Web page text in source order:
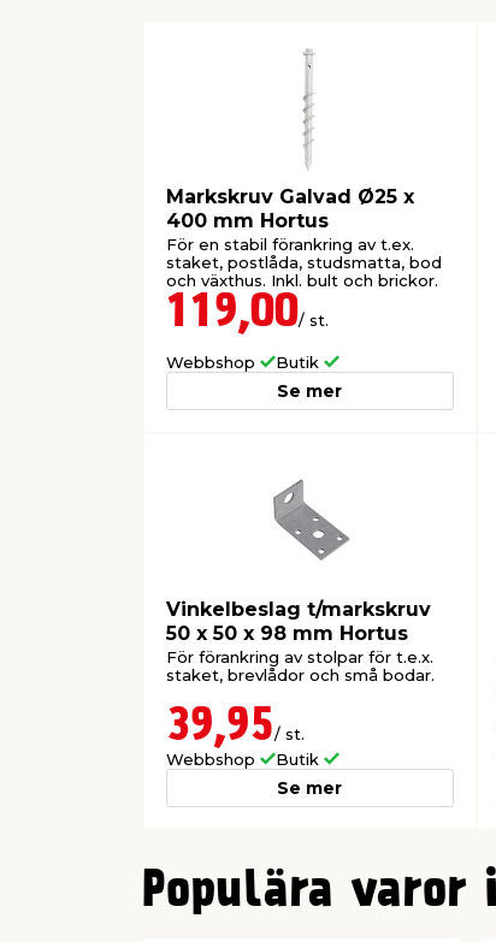
Markskruv Galvad Ø25 x
400 mm Hortus
För en stabil förankring av t.ex.
staket, postlåda, studsmatta, bod
och växthus. Inkl. bult och brickor.
119,00/ st.
Webbshop Butik
Se mer
Vinkelbeslag t/markskruv
50 x 50 x 98 mm Hortus
För förankring av stolpar för t.e.x.
staket, brevlådor och små bodar.
39,95/ st.
Webbshop
Butik
Se mer
Populära varor